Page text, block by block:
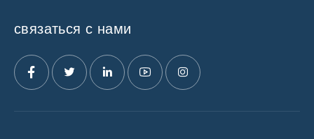
связаться с нами